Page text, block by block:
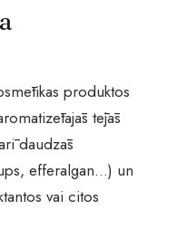
produktos
tējās
daudzās
efferalgan…) un
vai citos